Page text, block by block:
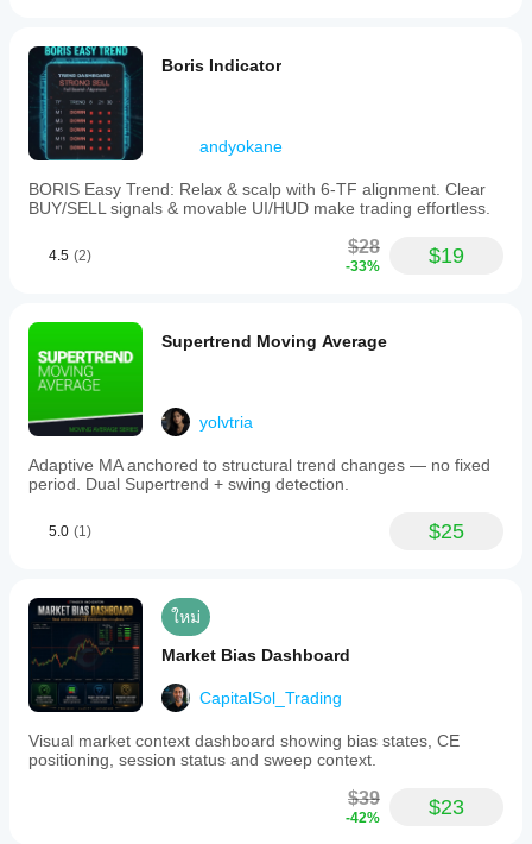
Boris Indicator
andyokane
BORIS Easy Trend: Relax & scalp with 6-TF alignment. Clear
BUY/SELL signals & movable UI/HUD make trading effortless.
4.5 (2) $28
-33% $19
Supertrend Moving Average
yolvtria
Adaptive MA anchored to structural trend changes — no fixed
period. Dual Supertrend + swing detection.
5.0 (1) $25
ใหม่
Market Bias Dashboard
CapitalSol_Trading
Visual market context dashboard showing bias states, CE
positioning, session status and sweep context.
$39
-42% $23